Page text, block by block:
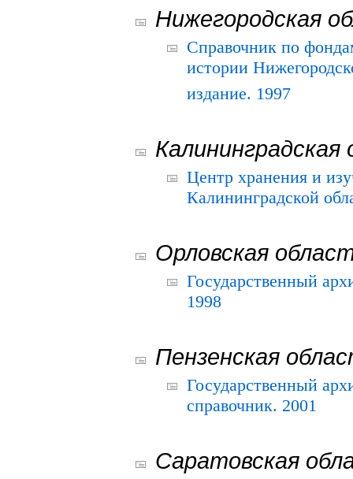
Нижегородская
Справочник по
истории
издание. 1997
Калининградская
Центр хранения и
Калининградской
Орловская
Государственный
1998
Пензенская
Государственный
справочник. 2001
Саратовская